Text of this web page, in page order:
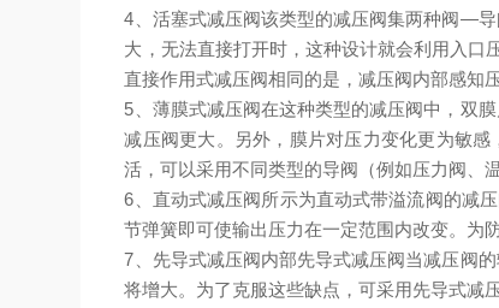
4、活塞式减压阀该类型的减压阀集两种阀―
大，无法直接打开时，这种设计就会利用入口
直接作用式减压阀相同的是，减压阀内部感知
5、薄膜式减压阀在这种类型的减压阀中，双
减压阀更大。另外，膜片对压力变化更为敏
活，可以采用不同类型的导阀（例如压力阀、
6、直动式减压阀所示为直动式带溢流阀的减
节弹簧即可使输出压力在一定范围内改变。为
7、先导式减压阀内部先导式减压阀当减压阀
将增大。为了克服这些缺点，可采用先导式减压